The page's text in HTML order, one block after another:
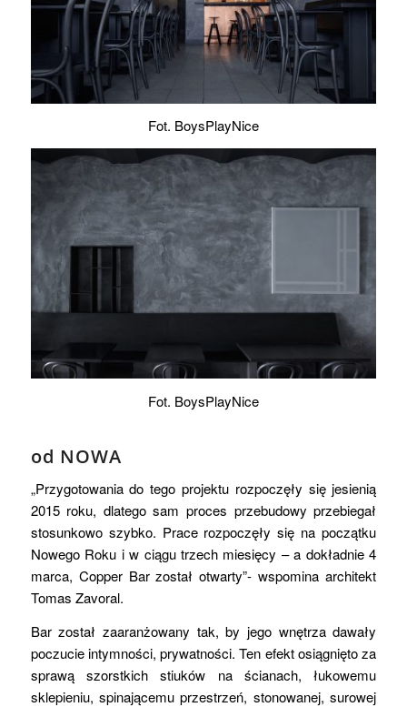
Fot. BoysPlayNice
Fot. BoysPlayNice
od NOWA
„Przygotowania do tego projektu rozpoczęły się jesienią
2015 roku, dlatego sam proces przebudowy przebiegał
stosunkowo szybko. Prace rozpoczęły się na początku
Nowego Roku i w ciągu trzech miesięcy – a dokładnie 4
marca, Copper Bar został otwarty”- wspomina architekt
Tomas Zavoral.
Bar został zaaranżowany tak, by jego wnętrza dawały
poczucie intymności, prywatności. Ten efekt osiągnięto za
sprawą szorstkich stiuków na ścianach, łukowemu
sklepieniu, spinającemu przestrzeń, stonowanej, surowej